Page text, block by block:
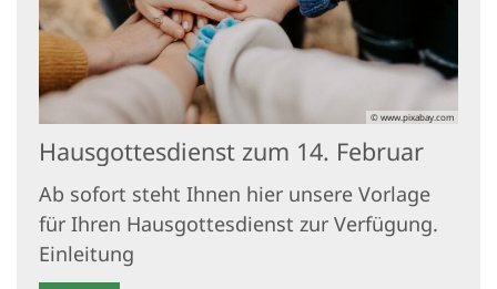
© www.pixabay.com
Hausgottesdienst zum 14. Februar
Ab sofort steht Ihnen hier unsere Vorlage
für Ihren Hausgottesdienst zur Verfügung.
Einleitung